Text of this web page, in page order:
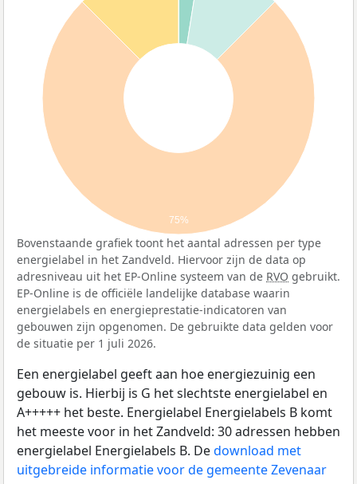
75%
Bovenstaande grafiek toont het aantal adressen per type
energielabel in het Zandveld. Hiervoor zijn de data op
adresniveau uit het EP-Online systeem van de RVO gebruikt.
EP-Online is de officiële landelijke database waarin
energielabels en energieprestatie-indicatoren van
gebouwen zijn opgenomen. De gebruikte data gelden voor
de situatie per 1 juli 2026.
Een energielabel geeft aan hoe energiezuinig een
gebouw is. Hierbij is G het slechtste energielabel en
A+++++ het beste. Energielabel Energielabels B komt
het meeste voor in het Zandveld: 30 adressen hebben
energielabel Energielabels B. Dedownload met
uitgebreide informatie voor de gemeente Zevenaar